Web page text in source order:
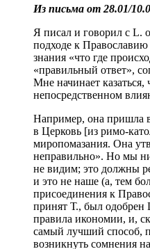
Из письма от 28.01/
Я писал и говорил с L.
подходе к
знания «что где
«правильный ответ»,
Мне начинает
непосредственном
Например, она пришла
в Церковь [из римо-
миропомазания. Она
неправильно». Но мы
не видим; это должны
и это не наше (а, тем
присоединения к
принят Т., был одобрен
правила икономии, и,
самый лучший способ,
возникнуть сомнения